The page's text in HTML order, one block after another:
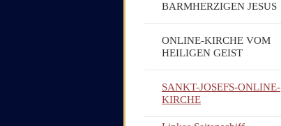
BARMHERZIGEN JESUS
ONLINE-KIRCHE VOM
HEILIGEN GEIST
SANKT-JOSEFS-ONLINE-
KIRCHE